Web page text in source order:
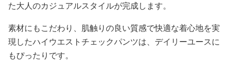
た大人のカジュアルスタイルが完成します。
素材にもこだわり、肌触りの良い質感で快適な着心地を実
現したハイウエストチェックパンツは、デイリーユースに
もぴったりです。